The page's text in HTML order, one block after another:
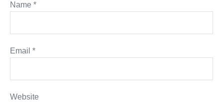
Name *
Email *
Website